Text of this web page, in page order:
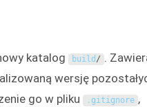
katalog build / .
wersję
go w pliku
.gitignore ,